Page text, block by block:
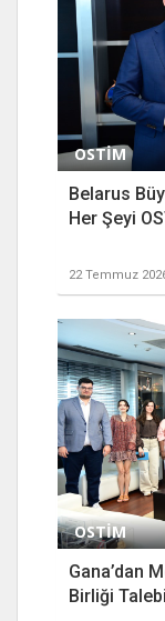
OSTİM
Belarus
Her Şeyi
22 Temmuz
OSTİM
Gana’dan
Birliği Talebi